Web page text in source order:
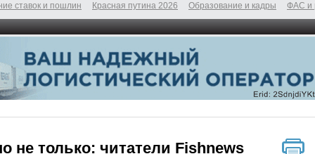
ставок и пошлин Красная путина 2026 Образование и кадры ФАС и
не только: читатели Fishnews